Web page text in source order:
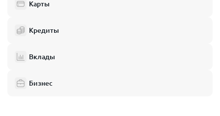
Электросталь
Реутов
Подольск
Карты
Кредиты
Вклады
Бизнес